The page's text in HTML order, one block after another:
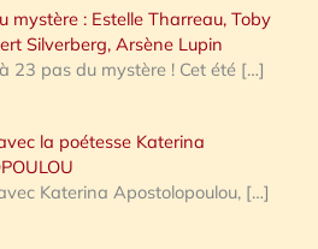
mystère : Estelle Tharreau, Toby
Silverberg, Arsène Lupin
23 pas du mystère ! Cet été […]
la poétesse Katerina
Katerina Apostolopoulou, […]